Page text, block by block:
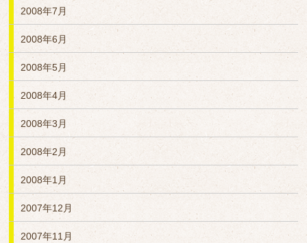
2008年7月
2008年6月
2008年5月
2008年4月
2008年3月
2008年2月
2008年1月
2007年12月
2007年11月